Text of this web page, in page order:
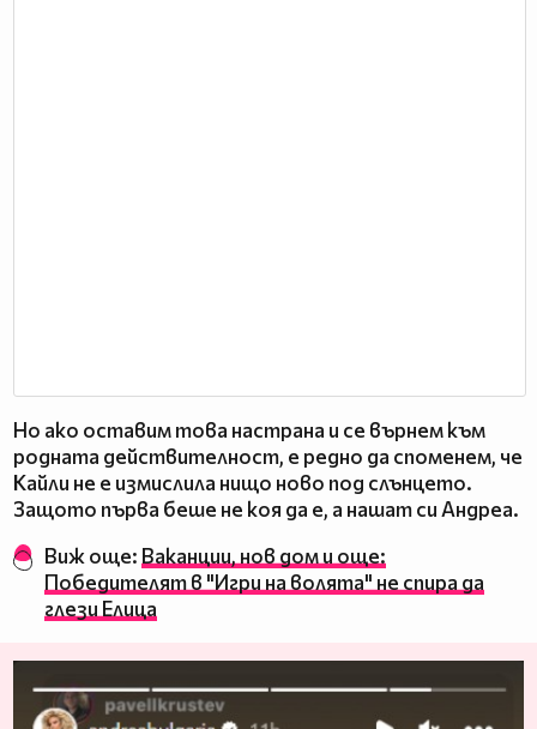
Но ако оставим това настрана и се върнем към
родната действителност, е редно да споменем, че
Кайли не е измислила нищо ново под слънцето.
Защото първа беше не коя да е, а нашат си Андреа.
Виж още: Ваканции, нов дом и още:
Победителят в "Игри на волята" не спира да
глези Елица